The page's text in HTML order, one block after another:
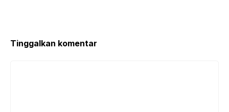
Tinggalkan komentar